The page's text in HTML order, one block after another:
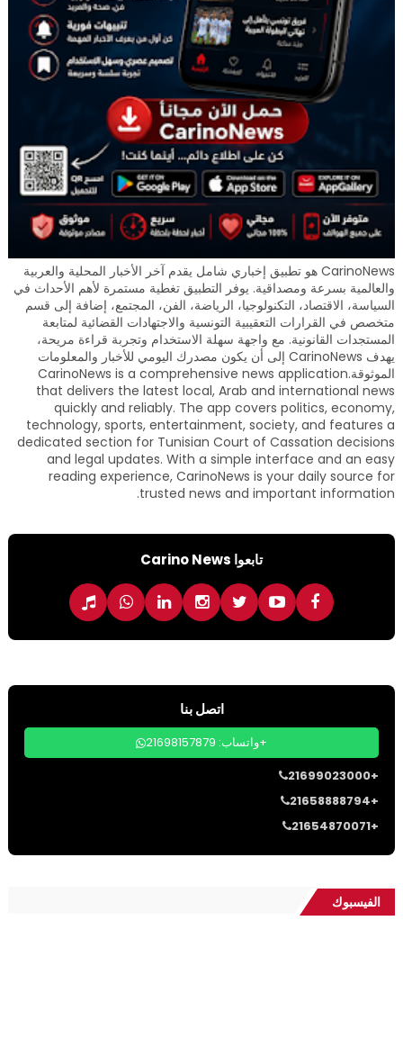
CarinoNews هو تطبيق إخباري شامل يقدم آخر الأخبار المحلية والعربية
والعالمية بسرعة ومصداقية. يوفر التطبيق تغطية مستمرة لأهم الأحداث في
السياسة، الاقتصاد، التكنولوجيا، الرياضة، الفن، المجتمع، إضافة إلى قسم
متخصص في القرارات التعقيبية التونسية والاجتهادات القضائية لمتابعة
المستجدات القانونية. مع واجهة سهلة الاستخدام وتجربة قراءة مريحة،
يهدف CarinoNews إلى أن يكون مصدرك اليومي للأخبار والمعلومات
الموثوقة.CarinoNews is a comprehensive news application
that delivers the latest local, Arab and international news
quickly and reliably. The app covers politics, economy,
technology, sports, entertainment, society, and features a
dedicated section for Tunisian Court of Cassation decisions
and legal updates. With a simple interface and an easy
reading experience, CarinoNews is your daily source for
trusted news and important information.
تابعوا Carino News
اتصل بنا
واتساب: 21698157879+
21699023000+
21658888794+
21654870071+
الفيسبوك